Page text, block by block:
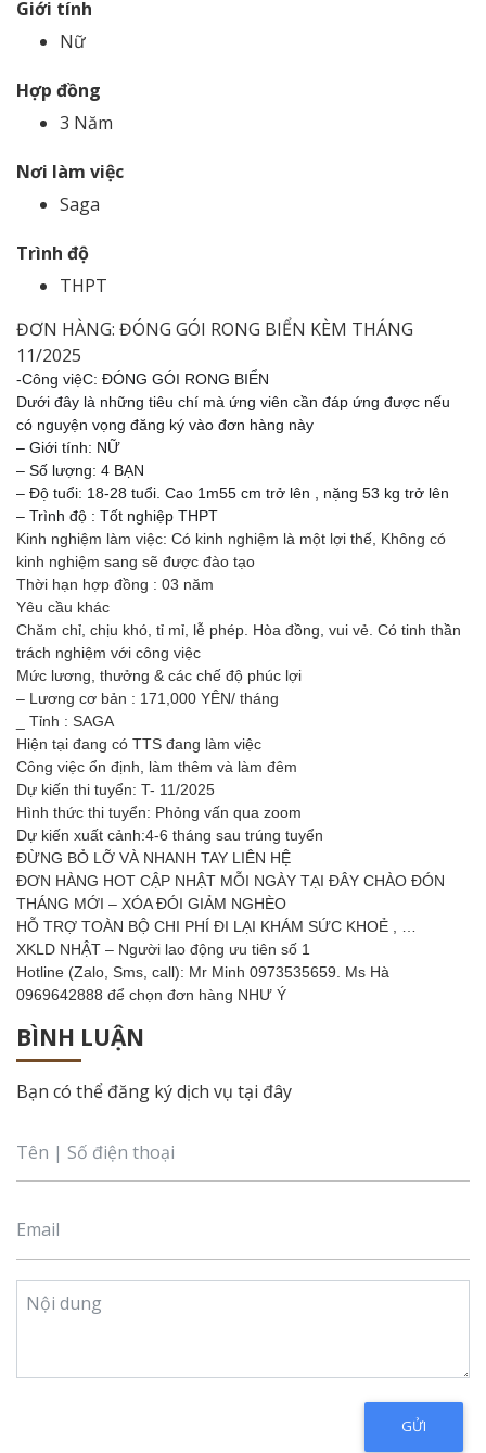
Giới tính
Nữ
Hợp đồng
3 Năm
Nơi làm việc
Saga
Trình độ
THPT
ĐƠN HÀNG: ĐÓNG GÓI RONG BIỂN KÈM THÁNG
11/2025
-Công việC: ĐÓNG GÓI RONG BIỂN
Dưới đây là những tiêu chí mà ứng viên cần đáp ứng được nếu
có nguyện vọng đăng ký vào đơn hàng này
– Giới tính: NỮ
– Số lượng: 4 BẠN
– Độ tuổi: 18-28 tuổi. Cao 1m55 cm trở lên , nặng 53 kg trở lên
– Trình độ : Tốt nghiệp THPT
Kinh nghiệm làm việc: Có kinh nghiệm là một lợi thế, Không có
kinh nghiệm sang sẽ được đào tạo
Thời hạn hợp đồng : 03 năm
Yêu cầu khác
Chăm chỉ, chịu khó, tỉ mỉ, lễ phép. Hòa đồng, vui vẻ. Có tinh thần
trách nghiệm với công việc
Mức lương, thưởng & các chế độ phúc lợi
– Lương cơ bản : 171,000 YÊN/ tháng
_ Tỉnh : SAGA
Hiện tại đang có TTS đang làm việc
Công việc ổn định, làm thêm và làm đêm
Dự kiến thi tuyển: T- 11/2025
Hình thức thi tuyển: Phỏng vấn qua zoom
Dự kiến xuất cảnh:4-6 tháng sau trúng tuyển
ĐỪNG BỎ LỠ VÀ NHANH TAY LIÊN HỆ
ĐƠN HÀNG HOT CẬP NHẬT MỖI NGÀY TẠI ĐÂY CHÀO ĐÓN
THÁNG MỚI – XÓA ĐÓI GIẢM NGHÈO
HỖ TRỢ TOÀN BỘ CHI PHÍ ĐI LẠI KHÁM SỨC KHOẺ , …
XKLD NHẬT – Người lao động ưu tiên số 1
Hotline (Zalo, Sms, call): Mr Minh 0973535659. Ms Hà
0969642888 để chọn đơn hàng NHƯ Ý
BÌNH LUẬN
Bạn có thể đăng ký dịch vụ tại đây